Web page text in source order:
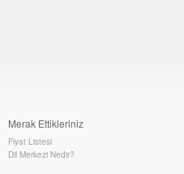
Merak Ettikleriniz
Fiyat Listesi
Dil Merkezi Nedir?